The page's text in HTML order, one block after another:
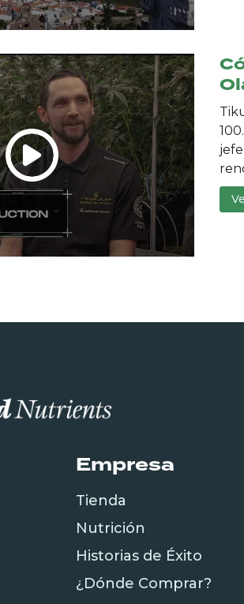
Empresa
Tienda
Nutrición
Historias de Éxito
¿Dónde Comprar?